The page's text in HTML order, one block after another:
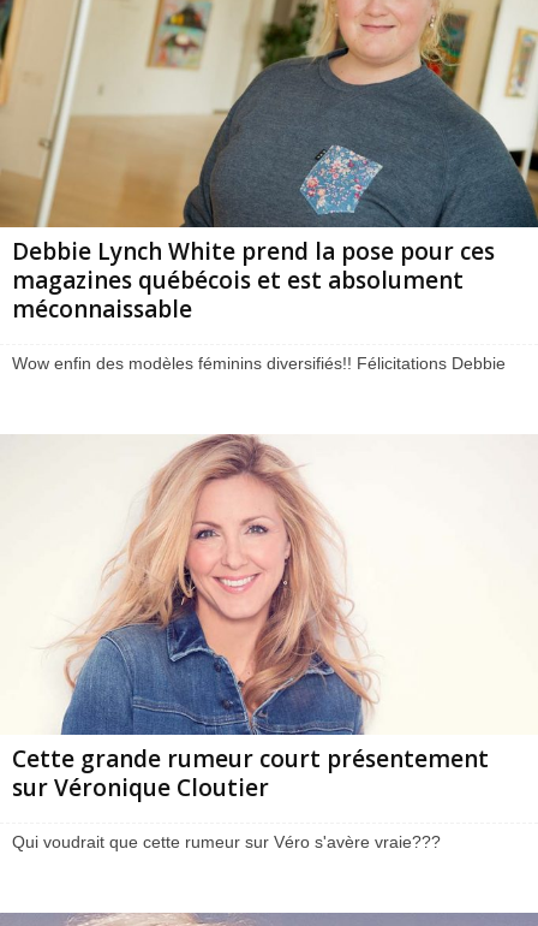
Debbie Lynch White prend la pose pour ces
magazines québécois et est absolument
méconnaissable
Wow enfin des modèles féminins diversifiés!! Félicitations Debbie
Cette grande rumeur court présentement
sur Véronique Cloutier
Qui voudrait que cette rumeur sur Véro s'avère vraie???